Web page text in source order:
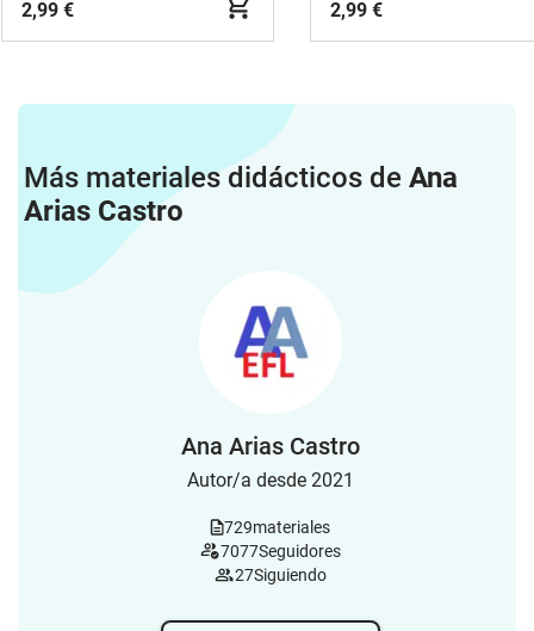
2,99 € 2,99 €
Más materiales didácticos de Ana
Arias Castro
Ana Arias Castro
Autor/a desde 2021
729materiales
7077Seguidores
27Siguiendo